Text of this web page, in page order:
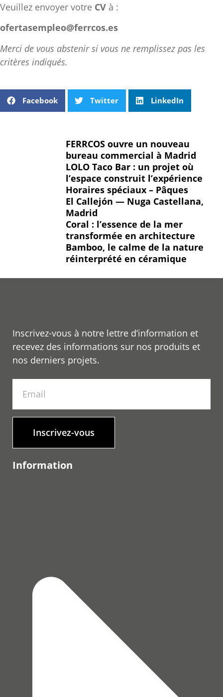
Veuillez envoyer votre CV à :
ofertasempleo@ferrcos.es
Merci de vous abstenir si vous ne remplissez pas les
critères indiqués.
Facebook Twitter LinkedIn
FERRCOS ouvre un nouveau
bureau commercial à Madrid
LOLO Taco Bar : un projet où
l’espace construit l’expérience
Horaires spéciaux – Pâques
El Callejón — Nuga Castellana,
Madrid
Coral : l’essence de la mer
transformée en architecture
Bamboo, le calme de la nature
réinterprété en céramique
Inscrivez-vous à notre lettre d’information et
recevez des informations sur nos produits et
nos derniers projets.
Inscrivez-vous
Information